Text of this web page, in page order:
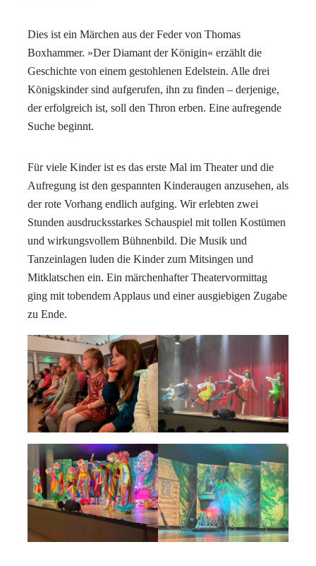
Dies ist ein Märchen aus der Feder von Thomas
Boxhammer. »Der Diamant der Königin« erzählt die
Geschichte von einem gestohlenen Edelstein. Alle drei
Königskinder sind aufgerufen, ihn zu finden – derjenige,
der erfolgreich ist, soll den Thron erben. Eine aufregende
Suche beginnt.
Für viele Kinder ist es das erste Mal im Theater und die
Aufregung ist den gespannten Kinderaugen anzusehen, als
der rote Vorhang endlich aufging. Wir erlebten zwei
Stunden ausdrucksstarkes Schauspiel mit tollen Kostümen
und wirkungsvollem Bühnenbild. Die Musik und
Tanzeinlagen luden die Kinder zum Mitsingen und
Mitklatschen ein. Ein märchenhafter Theatervormittag
ging mit tobendem Applaus und einer ausgiebigen Zugabe
zu Ende.